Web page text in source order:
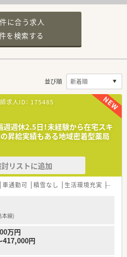
に合う求人
を検索する
並び順
求人ID： 175485
週週休2.5日！未経験から在宅スキ
昇給実績もある地域密着型薬局
リストに追加
車通勤可 積雪なし 生活環境充実 教育
本線)
万円
417,000円